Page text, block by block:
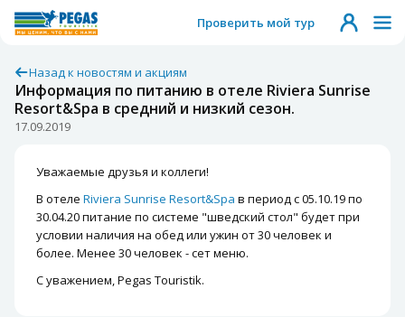
Проверить мой тур
Назад к новостям и акциям
Информация по питанию в отеле Riviera Sunrise
Resort&Spa в средний и низкий сезон.
17.09.2019
Уважаемые друзья и коллеги!
В отеле Riviera Sunrise Resort&Spa в период с 05.10.19 по
30.04.20 питание по системе "шведский стол" будет при
условии наличия на обед или ужин от 30 человек и
более. Менее 30 человек - сет меню.
С уважением, Pegas Touristik.